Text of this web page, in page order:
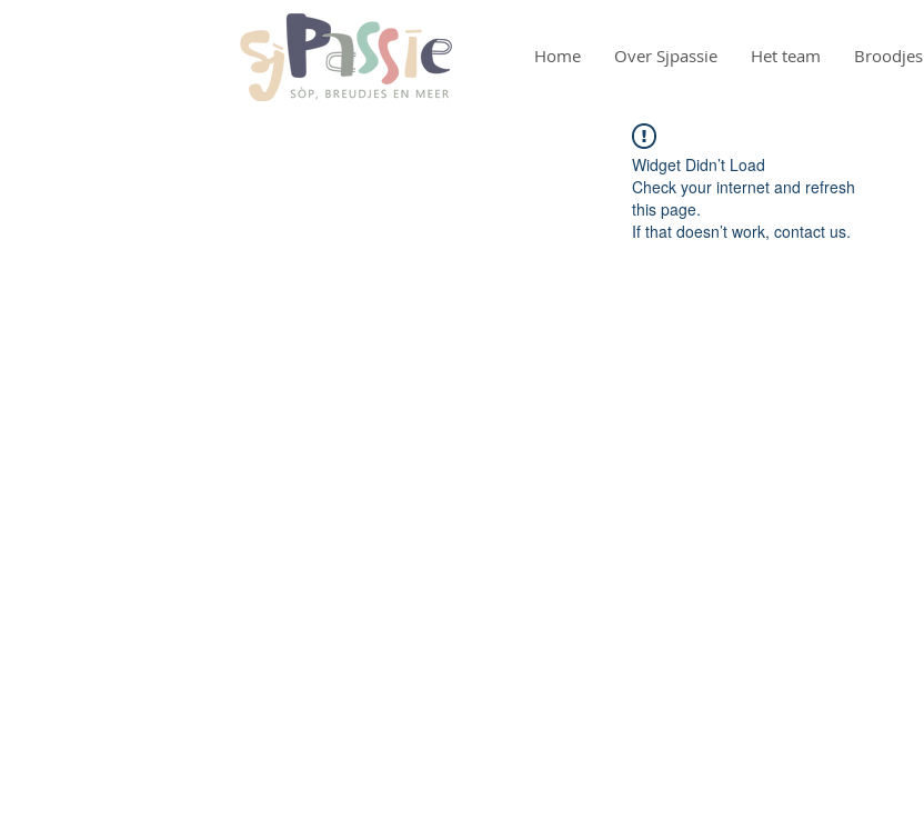
Home Over Sjpassie Het team Broodjes
Widget Didn’t Load
Check your internet and refresh
this page.
If that doesn’t work, contact us.